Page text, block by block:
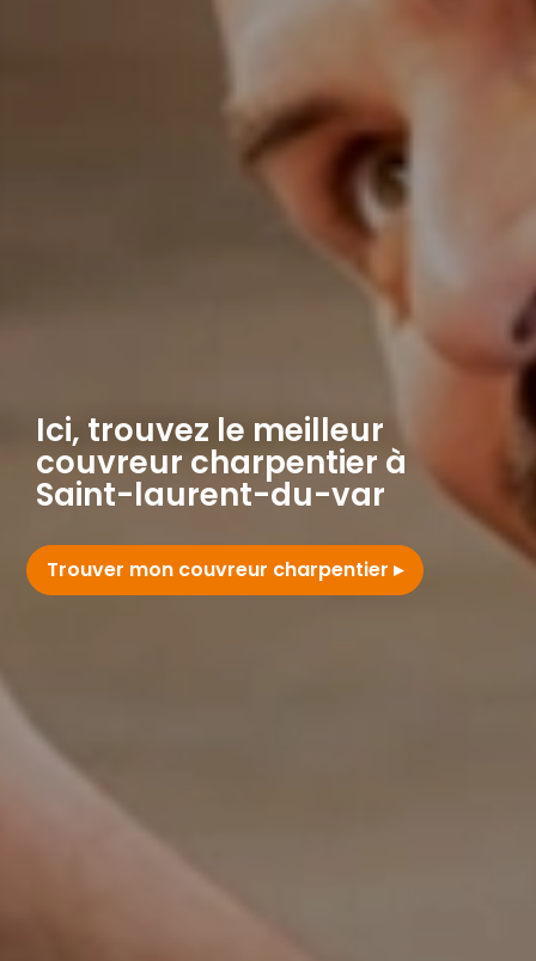
Ici, trouvez le meilleur
couvreur charpentier à
Saint-laurent-du-var
Trouver mon couvreur charpentier